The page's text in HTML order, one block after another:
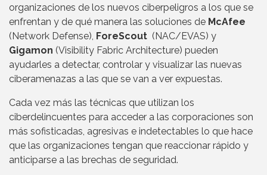
organizaciones de los nuevos ciberpeligros a los que se
enfrentan y de qué manera las soluciones de McAfee
(Network Defense), ForeScout (NAC/EVAS) y
Gigamon (Visibility Fabric Architecture) pueden
ayudarles a detectar, controlar y visualizar las nuevas
ciberamenazas a las que se van a ver expuestas.
Cada vez más las técnicas que utilizan los
ciberdelincuentes para acceder a las corporaciones son
más sofisticadas, agresivas e indetectables lo que hace
que las organizaciones tengan que reaccionar rápido y
anticiparse a las brechas de seguridad.